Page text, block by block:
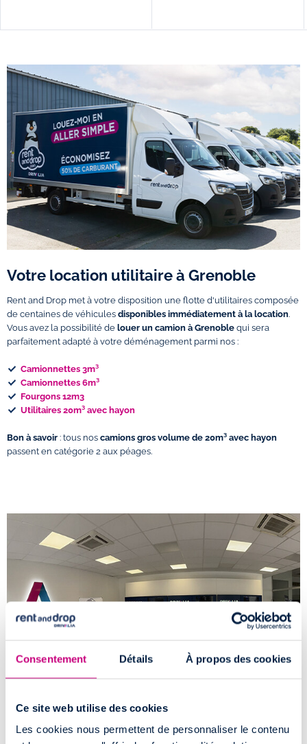
Consentement Détails À propos des cookies
Ce site web utilise des cookies
Les cookies nous permettent de personnaliser le contenu
Votre location utilitaire à Grenoble
Rent and Drop met à votre disposition une flotte d'utilitaires composée
de centaines de véhicules disponibles immédiatement à la location.
Vous avez la possibilité de louer un camion à Grenoble qui sera
parfaitement adapté à votre déménagement parmi nos :
Camionnettes 3m³
Camionnettes 6m³
Fourgons 12m3
Utilitaires 20m³ avec hayon
Bon à savoir : tous nos camions gros volume de 20m³ avec hayon
passent en catégorie 2 aux péages.
Comment accéder à l'agence de location